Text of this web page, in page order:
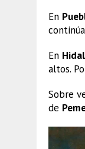
En
En
altos.
Sobre
de